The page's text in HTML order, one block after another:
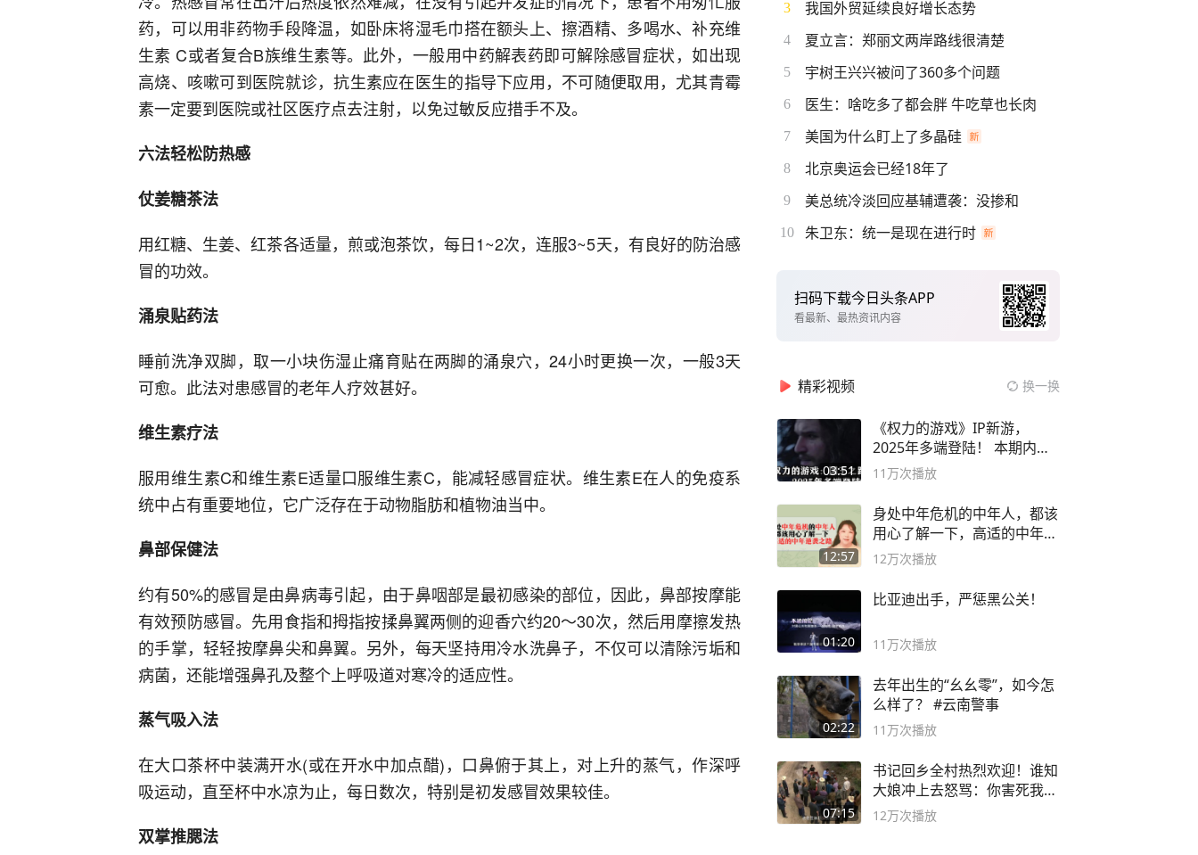
药，可以用非药物手段降温，如卧床将湿毛巾搭在额头上、擦酒精、多喝水、补充维
生素 C或者复合B族维生素等。此外，一般用中药解表药即可解除感冒症状，如出现
高烧、咳嗽可到医院就诊，抗生素应在医生的指导下应用，不可随便取用，尤其青霉
素一定要到医院或社区医疗点去注射，以免过敏反应措手不及。
六法轻松防热感
仗姜糖茶法
用红糖、生姜、红茶各适量，煎或泡茶饮，每日1~2次，连服3~5天，有良好的防治感
冒的功效。
涌泉贴药法
睡前洗净双脚，取一小块伤湿止痛育贴在两脚的涌泉穴，24小时更换一次，一般3天
可愈。此法对患感冒的老年人疗效甚好。
维生素疗法
服用维生素C和维生素E适量口服维生素C，能减轻感冒症状。维生素E在人的免疫系
统中占有重要地位，它广泛存在于动物脂肪和植物油当中。
鼻部保健法
约有50%的感冒是由鼻病毒引起，由于鼻咽部是最初感染的部位，因此，鼻部按摩能
有效预防感冒。先用食指和拇指按揉鼻翼两侧的迎香穴约20～30次，然后用摩擦发热
的手掌，轻轻按摩鼻尖和鼻翼。另外，每天坚持用冷水洗鼻子，不仅可以清除污垢和
病菌，还能增强鼻孔及整个上呼吸道对寒冷的适应性。
蒸气吸入法
在大口茶杯中装满开水(或在开水中加点醋)，口鼻俯于其上，对上升的蒸气，作深呼
吸运动，直至杯中水凉为止，每日数次，特别是初发感冒效果较佳。
双掌推腮法
3 我国外贸延续良好增长态势
4 夏立言：郑丽文两岸路线很清楚
5 宇树王兴兴被问了360多个问题
6 医生：啥吃多了都会胖 牛吃草也长肉
7 美国为什么盯上了多晶硅
8 北京奥运会已经18年了
9 美总统冷淡回应基辅遭袭：没掺和
10 朱卫东：统一是现在进行时
扫码下载今日头条APP
看最新、最热资讯内容
精彩视频 换一换
03:51
《权力的游戏》IP新游，
2025年多端登陆！ 本期内容
概要
11万次播放
12:57
身处中年危机的中年人，都该
用心了解一下，高适的中年逆
袭之路
12万次播放
01:20
比亚迪出手，严惩黑公关！
11万次播放
02:22
去年出生的“幺幺零”，如今怎
么样了？ #云南警事
11万次播放
07:15
书记回乡全村热烈欢迎！谁知
大娘冲上去怒骂：你害死我儿
子
12万次播放